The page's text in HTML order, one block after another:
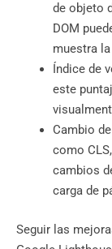
de objeto
DOM
muestra
Índice de
este
Cambio
como
cambios
carga de
Seguir las